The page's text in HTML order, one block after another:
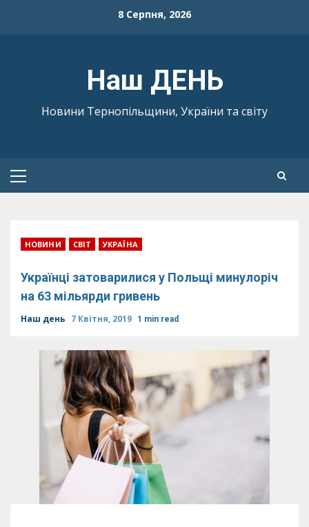
8 Серпня, 2026
Наш ДЕНЬ
Новини Тернопільщини, України та світу
Primary
НОВИНИ СВІТ УКРАЇНА
Українці затоварилися у Польщі минулоріч
на 63 мільярди гривень
Наш день 7 Квітня, 2019 1 min read